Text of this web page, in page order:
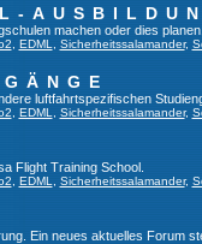
machen oder dies planen.
EDML Sicherheitssalamander,
luftfahrtspezifischen
EDML Sicherheitssalamander,
Flight Training School.
EDML Sicherheitssalamander,
Ein neues aktuelles Forum